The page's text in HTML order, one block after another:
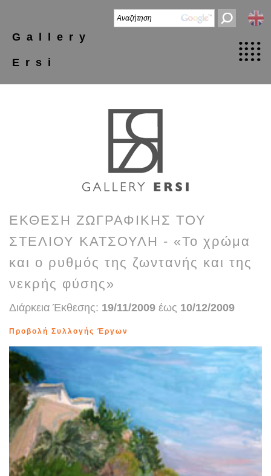
Gallery
Ersi
ΕΚΘΕΣΗ ΖΩΓΡΑΦΙΚΗΣ ΤΟΥ
ΣΤΕΛΙΟΥ ΚΑΤΣΟΥΛΗ - «Το χρώμα
και ο ρυθμός της ζωντανής και της
νεκρής φύσης»
Διάρκεια Έκθεσης: 19/11/2009 έως 10/12/2009
Προβολή Συλλογής Έργων